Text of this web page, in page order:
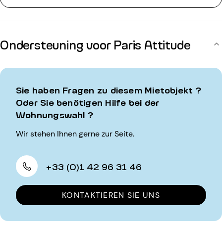
Ondersteuning voor Paris Attitude
Sie haben Fragen zu diesem Mietobjekt ?
Oder Sie benötigen Hilfe bei der
Wohnungswahl ?
Wir stehen Ihnen gerne zur Seite.
+33 (0)1 42 96 31 46
KONTAKTIEREN SIE UNS